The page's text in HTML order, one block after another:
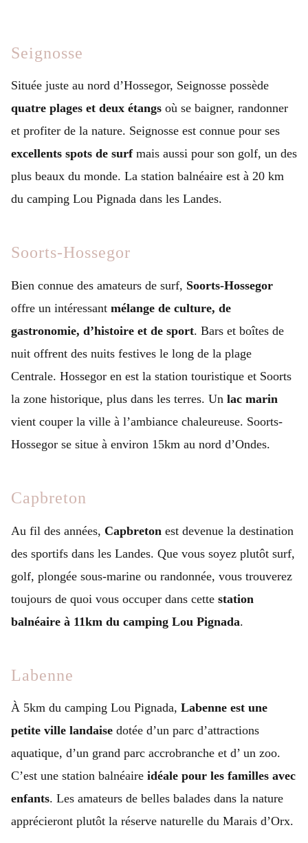
Seignosse
Située juste au nord d’Hossegor, Seignosse possède
quatre plages et deux étangs où se baigner, randonner
et profiter de la nature. Seignosse est connue pour ses
excellents spots de surfmais aussi pour son golf, un des
plus beaux du monde. La station balnéaire est à 20 km
du camping Lou Pignada dans les Landes.
Soorts-Hossegor
Bien connue des amateurs de surf, Soorts-Hossegor
offre un intéressant mélange de culture, de
gastronomie, d’histoire et de sport. Bars et boîtes de
nuit offrent des nuits festives le long de la plage
Centrale. Hossegor en est la station touristique et Soorts
la zone historique, plus dans les terres. Un lac marin
vient couper la ville à l’ambiance chaleureuse. Soorts-
Hossegor se situe à environ 15km au nord d’Ondes.
Capbreton
Au fil des années, Capbreton est devenue la destination
des sportifs dans les Landes. Que vous soyez plutôt surf,
golf, plongée sous-marine ou randonnée, vous trouverez
toujours de quoi vous occuper dans cette station
balnéaire à 11km du camping Lou Pignada.
Labenne
À 5km du camping Lou Pignada, Labenne est une
petite ville landaise dotée d’un parc d’attractions
aquatique, d’un grand parc accrobranche et d’ un zoo.
C’est une station balnéaire idéale pour les familles avec
enfants. Les amateurs de belles balades dans la nature
apprécieront plutôt la réserve naturelle du Marais d’Orx.